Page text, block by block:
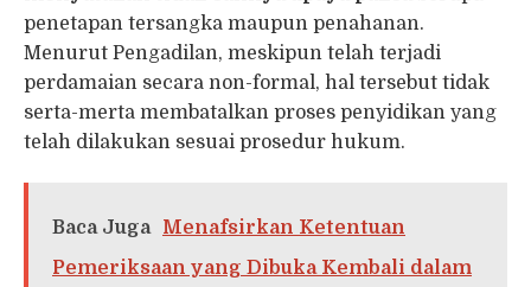
penetapan tersangka maupun penahanan.
Menurut Pengadilan, meskipun telah terjadi
perdamaian secara non-formal, hal tersebut tidak
serta-merta membatalkan proses penyidikan yang
telah dilakukan sesuai prosedur hukum.
Baca Juga
Menafsirkan Ketentuan
Pemeriksaan yang Dibuka Kembali dalam